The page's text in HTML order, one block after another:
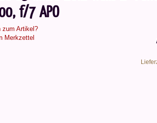
f/7 APO
zum Artikel?
Merkzettel